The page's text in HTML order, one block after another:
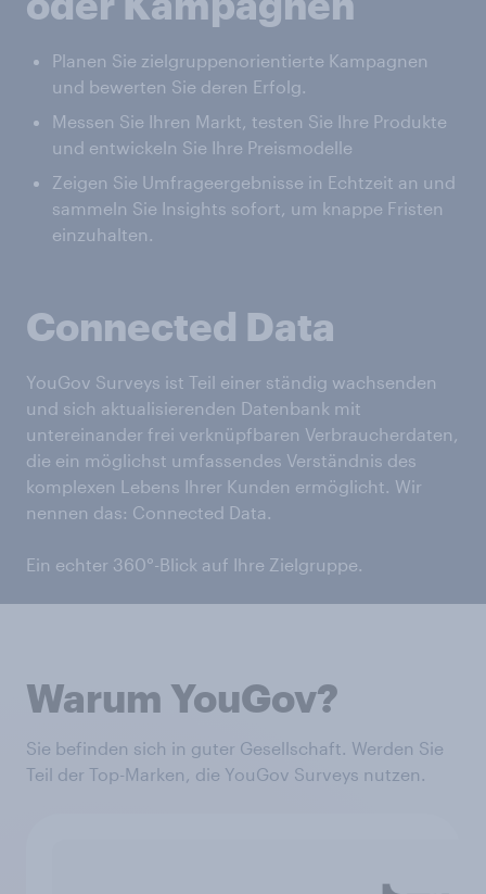
Planen Sie zielgruppenorientierte Kampagnen
und bewerten Sie deren Erfolg.
Messen Sie Ihren Markt, testen Sie Ihre Produkte
und entwickeln Sie Ihre Preismodelle
Zeigen Sie Umfrageergebnisse in Echtzeit an und
sammeln Sie Insights sofort, um knappe Fristen
einzuhalten.
Connected Data
YouGov Surveys ist Teil einer ständig wachsenden
und sich aktualisierenden Datenbank mit
untereinander frei verknüpfbaren Verbraucherdaten,
die ein möglichst umfassendes Verständnis des
komplexen Lebens Ihrer Kunden ermöglicht. Wir
nennen das: Connected Data.
Ein echter 360°-Blick auf Ihre Zielgruppe.
Warum YouGov?
Sie befinden sich in guter Gesellschaft. Werden Sie
Teil der Top-Marken, die YouGov Surveys nutzen.